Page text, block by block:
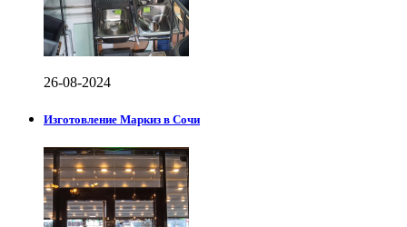
26-08-2024
Изготовление Маркиз в Сочи